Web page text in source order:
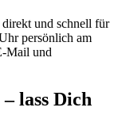
und schnell für
persönlich am
Mail und
lass Dich